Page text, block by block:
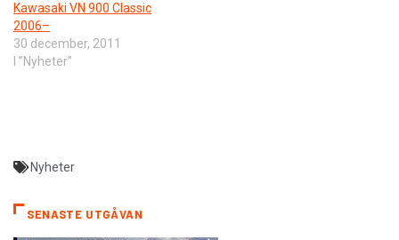
Kawasaki VN 900 Classic
2006–
30 december, 2011
I ”Nyheter”
Nyheter
SENASTE UTGÅVAN